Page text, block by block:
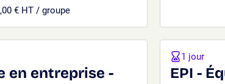
€ HT / groupe
en entreprise -
EPI -
1 jour